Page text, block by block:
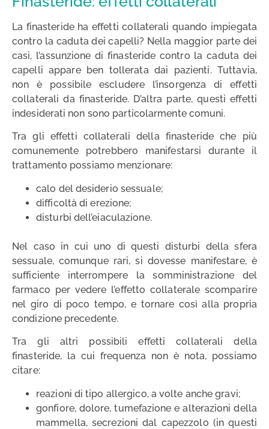
La finasteride ha effetti collaterali quando impiegata
contro la caduta dei capelli? Nella maggior parte dei
casi, l’assunzione di finasteride contro la caduta dei
capelli appare ben tollerata dai pazienti. Tuttavia,
non è possibile escludere l’insorgenza di effetti
collaterali da finasteride. D’altra parte, questi effetti
indesiderati non sono particolarmente comuni.
Tra gli effetti collaterali della finasteride che più
comunemente potrebbero manifestarsi durante il
trattamento possiamo menzionare:
calo del desiderio sessuale;
difficoltà di erezione;
disturbi dell’eiaculazione.
Nel caso in cui uno di questi disturbi della sfera
sessuale, comunque rari, si dovesse manifestare, è
sufficiente interrompere la somministrazione del
farmaco per vedere l’effetto collaterale scomparire
nel giro di poco tempo, e tornare così alla propria
condizione precedente.
Tra gli altri possibili effetti collaterali della
finasteride, la cui frequenza non è nota, possiamo
citare:
reazioni di tipo allergico, a volte anche gravi;
gonfiore, dolore, tumefazione e alterazioni della
mammella, secrezioni dal capezzolo (in questi